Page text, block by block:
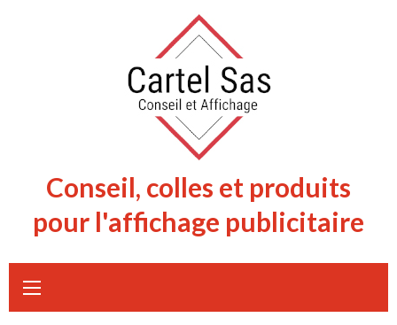
Conseil, colles et produits
pour l'affichage publicitaire